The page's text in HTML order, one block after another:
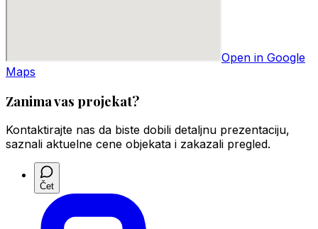
Open in Google
Maps
Zanima vas projekat?
Kontaktirajte nas da biste dobili detaljnu prezentaciju,
saznali aktuelne cene objekata i zakazali pregled.
Čet